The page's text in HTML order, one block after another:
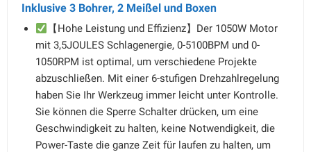
Inklusive 3 Bohrer, 2 Meißel und Boxen
【Hohe Leistung und Effizienz】Der 1050W Motor
mit 3,5JOULES Schlagenergie, 0-5100BPM und 0-
1050RPM ist optimal, um verschiedene Projekte
abzuschließen. Mit einer 6-stufigen Drehzahlregelung
haben Sie Ihr Werkzeug immer leicht unter Kontrolle.
Sie können die Sperre Schalter drücken, um eine
Geschwindigkeit zu halten, keine Notwendigkeit, die
Power-Taste die ganze Zeit für laufen zu halten, um